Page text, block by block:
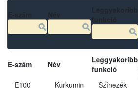
E-szám Név
Leggyakoribb
funkció
E100 Kurkumin Színezék